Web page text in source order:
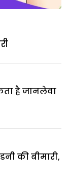
है जानलेवा
की बीमारी,